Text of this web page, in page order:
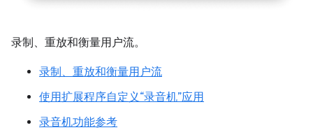
录制、重放和衡量用户流。
录制、重放和衡量用户流
使用扩展程序自定义“录音机”应用
录音机功能参考